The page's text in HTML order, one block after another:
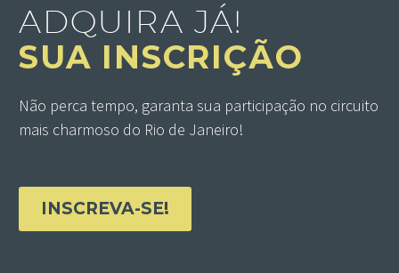
ADQUIRA JÁ!
SUA INSCRIÇÃO
Não perca tempo, garanta sua participação no circuito
mais charmoso do Rio de Janeiro!
INSCREVA-SE!